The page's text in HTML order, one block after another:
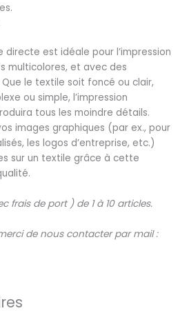
directe est idéale pour l’impression
multicolores, et avec des
le textile soit foncé ou clair,
ou simple, l’impression
tous les moindre détails.
images graphiques (par ex., pour
les logos d’entreprise, etc.)
sur un textile grâce à cette
frais de port) de1à10 articles.
de nous contacter par mail :